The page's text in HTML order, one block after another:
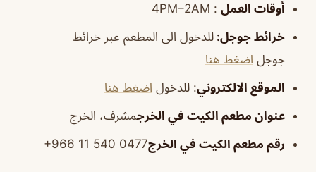
أوقات العمل : 4PM–2AM
خرائط جوجل: للدخول الى المطعم عبر خرائط
جوجل اضغط هنا
الموقع الالكتروني: للدخول اضغط هنا
عنوان مطعم الكيت في الخرجمشرف، الخرج
رقم مطعم الكيت في الخرج‪+966 11 540 0477‬‏